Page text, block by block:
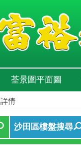
荃景圍平面圖
詳情
沙田區樓盤搜尋